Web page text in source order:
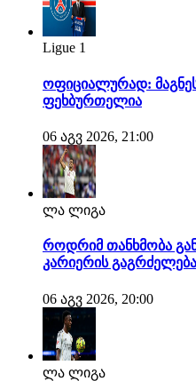
Ligue 1
ოფიციალურად: მაგნეს
ფეხბურთელია
06 აგვ 2026, 21:00
ლა ლიგა
როდრიმ თანხმობა
კარიერის
06 აგვ 2026, 20:00
ლა ლიგა